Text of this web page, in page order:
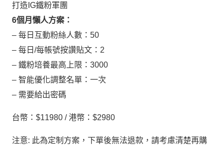
打造IG鐵粉軍團
6個月懶人方案：
– 每日互動粉絲人數：50
– 每日/每帳號按讚貼文：2
– 鐵粉培養最高上限：3000
– 智能優化調整名單：一次
– 需要給出密碼
台幣：$11980 / 港幣：$2980
注意: 此為定制方案，下單後無法退款，請考慮清楚再購